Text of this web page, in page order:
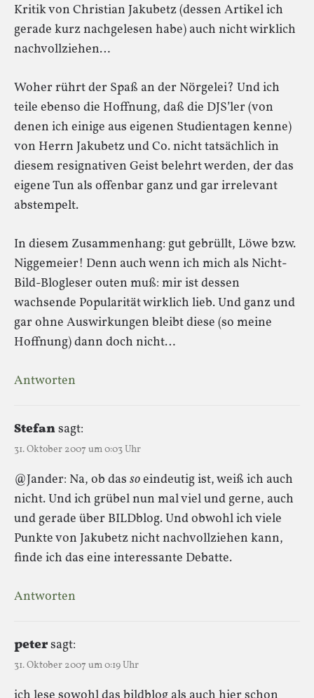
Kritik von Christian Jakubetz (dessen Artikel ich
gerade kurz nachgelesen habe) auch nicht wirklich
nachvollziehen…
Woher rührt der Spaß an der Nörgelei? Und ich
teile ebenso die Hoffnung, daß die DJS’ler (von
denen ich einige aus eigenen Studientagen kenne)
von Herrn Jakubetz und Co. nicht tatsächlich in
diesem resignativen Geist belehrt werden, der das
eigene Tun als offenbar ganz und gar irrelevant
abstempelt.
In diesem Zusammenhang: gut gebrüllt, Löwe bzw.
Niggemeier! Denn auch wenn ich mich als Nicht-
Bild-Blogleser outen muß: mir ist dessen
wachsende Popularität wirklich lieb. Und ganz und
gar ohne Auswirkungen bleibt diese (so meine
Hoffnung) dann doch nicht…
Antworten
Stefansagt:
31. Oktober 2007 um 0:03 Uhr
@Jander: Na, ob das soeindeutig ist, weiß ich auch
nicht. Und ich grübel nun mal viel und gerne, auch
und gerade über BILDblog. Und obwohl ich viele
Punkte von Jakubetz nicht nachvollziehen kann,
finde ich das eine interessante Debatte.
Antworten
petersagt:
31. Oktober 2007 um 0:19 Uhr